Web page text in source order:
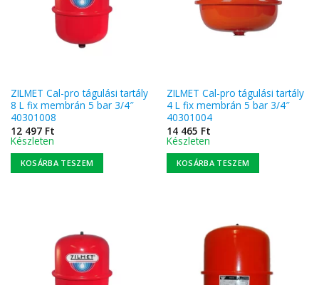
ZILMET Cal-pro tágulási tartály
8 L fix membrán 5 bar 3/4″
40301008
12 497 Ft
Készleten
KOSÁRBA TESZEM
ZILMET Cal-pro tágulási tartály
4 L fix membrán 5 bar 3/4″
40301004
14 465 Ft
Készleten
KOSÁRBA TESZEM